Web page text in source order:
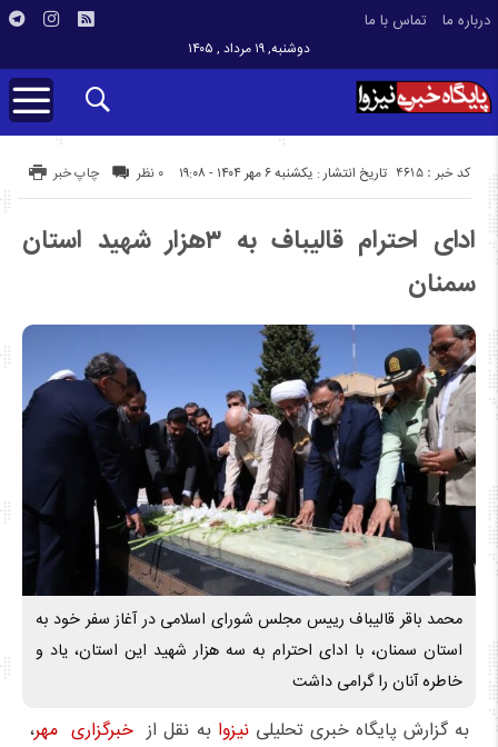
درباره ما تماس با ما
دوشنبه, ۱۹ مرداد , ۱۴۰۵
تاریخ انتشار : یکشنبه ۶ مهر ۱۴۰۴ - ۱۹:۰۸ کد خبر : 4615 چاپ خبر ۰ نظر
ادای احترام قالیباف به ۳هزار شهید استان
سمنان
محمد باقر قالیباف رییس مجلس شورای اسلامی در آغاز سفر خود به
استان سمنان، با ادای احترام به سه هزار شهید این استان، یاد و
خاطره آنان را گرامی داشت
به گزارش پایگاه خبری تحلیلینیزوا به نقل از خبرگزاری مهر،